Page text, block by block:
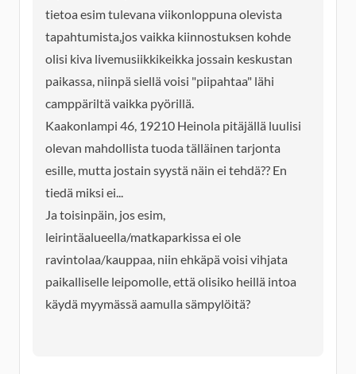
tietoa esim tulevana viikonloppuna olevista
tapahtumista,jos vaikka kiinnostuksen kohde
olisi kiva livemusiikkikeikka jossain keskustan
paikassa, niinpä siellä voisi "piipahtaa" lähi
camppäriltä vaikka pyörillä.
Kaakonlampi 46, 19210 Heinola pitäjällä luulisi
olevan mahdollista tuoda tälläinen tarjonta
esille, mutta jostain syystä näin ei tehdä?? En
tiedä miksi ei...
Ja toisinpäin, jos esim,
leirintäalueella/matkaparkissa ei ole
ravintolaa/kauppaa, niin ehkäpä voisi vihjata
paikalliselle leipomolle, että olisiko heillä intoa
käydä myymässä aamulla sämpylöitä?